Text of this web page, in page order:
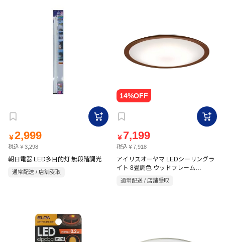
￥2,999
税込￥3,298
朝日電器 LED多目的灯 無段階調光
通常配送 / 店舗受取
￥ 7,199
税込￥7,918
アイリスオーヤマ LEDシーリングラ
イト 8畳調色 ウッドフレーム
通常配送 / 店舗受取